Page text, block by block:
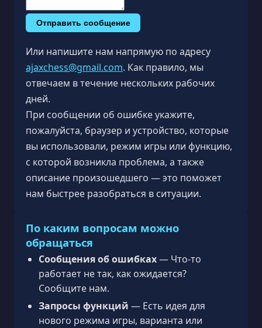
Отправить сообщение
Или напишите нам напрямую по адресу
ajaxchess@gmail.com. Как правило, мы
отвечаем в течение нескольких рабочих
дней.
При сообщении об ошибке укажите,
пожалуйста, браузер и устройство, которые
вы использовали, режим игры или функцию,
с которой возникла проблема, а также
описание произошедшего — это поможет
нам быстрее разобраться в ситуации.
По каким вопросам можно
обращаться
Сообщения об ошибках— Что-то
работает не так, как ожидается?
Сообщите нам.
Запросы функций — Есть идея для
нового режима игры, варианта или